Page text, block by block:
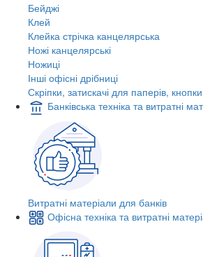
Бейджі
Клей
Клейка стрічка канцелярська
Ножі канцелярські
Ножиці
Інші офісні дрібниці
Скріпки, затискачі для паперів, кнопки
Банківська техніка та витратні
Витратні матеріали для банків
Офісна техніка та витратні